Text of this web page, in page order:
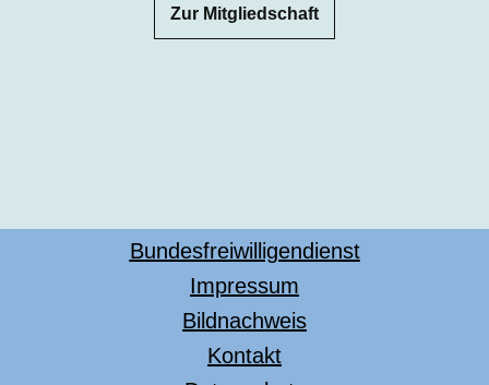
Zur Mitgliedschaft
Bundesfreiwilligendienst
Impressum
Bildnachweis
Kontakt